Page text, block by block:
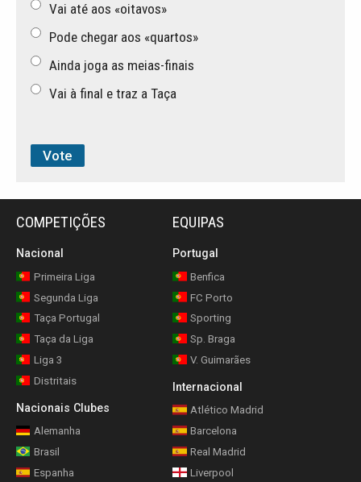
Vai até aos «oitavos»
Pode chegar aos «quartos»
Ainda joga as meias-finais
Vai à final e traz a Taça
COMPETIÇÕES
Nacional
Primeira Liga
Segunda Liga
Taça Portugal
Taça da Liga
Liga 3
Distritais
Nacionais Clubes
Alemanha
Brasil
Espanha
EQUIPAS
Portugal
Benfica
FC Porto
Sporting
Sp. Braga
V. Guimarães
Internacional
Atlético Madrid
Barcelona
Real Madrid
Liverpool